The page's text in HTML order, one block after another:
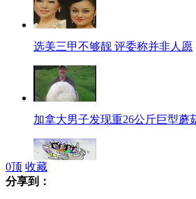
选美三甲不够靓 评委称并非人愿
加拿大男子发现重26公斤巨型蘑
0顶 收藏
分享到：